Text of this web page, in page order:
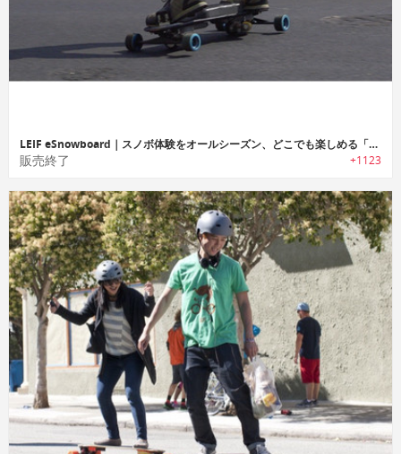
LEIF eSnowboard｜スノボ体験をオールシーズン、どこでも楽しめる「リーフ eスノーボード」
販売終了 +1123